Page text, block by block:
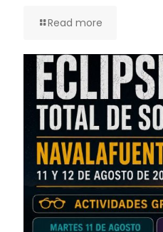
Read more